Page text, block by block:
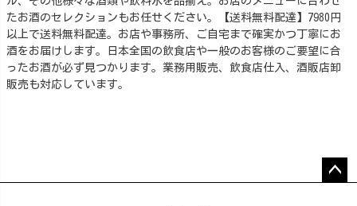
たお酒のセレクションもお任せください。【送料無料配達】7980円
以上で送料無料配達。お店や事務所、ご自宅まで確実かつ丁寧にお
酒をお届けします。日本全国の飲食店や一般のお客様のご要望に合
ったお酒が必ず見つかります。業務用販売、飲食店仕入、酒販店卸
販売も対応しています。